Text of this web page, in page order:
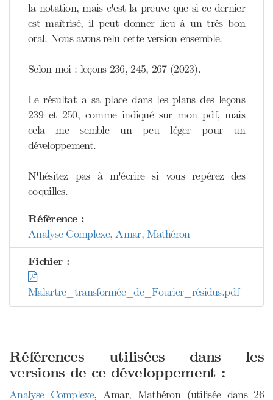
la notation, mais c'est la preuve que si ce dernier
est maîtrisé, il peut donner lieu à un très bon
oral. Nous avons relu cette version ensemble.
Selon moi : leçons 236, 245, 267 (2023).
Le résultat a sa place dans les plans des leçons
239 et 250, comme indiqué sur mon pdf, mais
cela me semble un peu léger pour un
développement.
N'hésitez pas à m'écrire si vous repérez des
coquilles.
Référence :
Analyse Complexe, Amar, Mathéron
Fichier :
Malartre_transformée_de_Fourier_résidus.pdf
Références utilisées dans les
versions de ce développement :
Analyse Complexe, Amar, Mathéron (utilisée dans 26